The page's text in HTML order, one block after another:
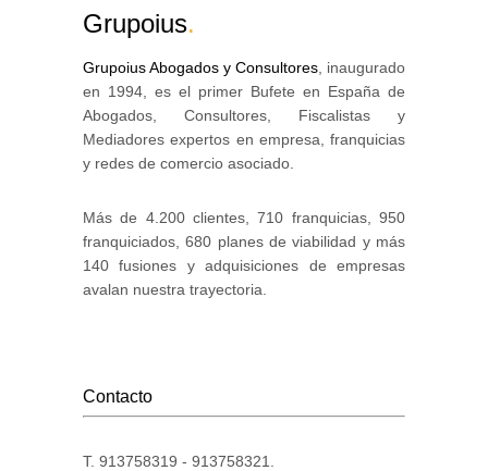
Grupoius.
Grupoius Abogados y Consultores , inaugurado
en 1994, es el primer Bufete en España de
Abogados, Consultores, Fiscalistas y
Mediadores expertos en empresa, franquicias
y redes de comercio asociado.
Más de 4.200 clientes, 710 franquicias, 950
franquiciados, 680 planes de viabilidad y más
140 fusiones y adquisiciones de empresas
avalan nuestra trayectoria.
Contacto
T. 913758319 - 913758321.